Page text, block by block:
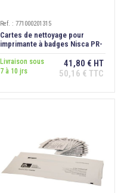
Ref. : 771000201315
Cartes de nettoyage pour
imprimante à badges Nisca PR-
Livraison sous
7 à 10 jrs
41,80 € HT
50,16 € TTC